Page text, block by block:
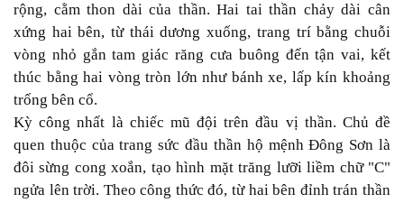
rộng, cằm thon dài của thần. Hai tai thần chảy dài cân
xứng hai bên, từ thái dương xuống, trang trí bằng chuỗi
vòng nhỏ gắn tam giác răng cưa buông đến tận vai, kết
thúc bằng hai vòng tròn lớn như bánh xe, lấp kín khoảng
trống bên cổ.
Kỳ công nhất là chiếc mũ đội trên đầu vị thần. Chủ đề
quen thuộc của trang sức đầu thần hộ mệnh Đông Sơn là
đôi sừng cong xoắn, tạo hình mặt trăng lưỡi liềm chữ "C"
ngửa lên trời. Theo công thức đó, từ hai bên đỉnh trán thần